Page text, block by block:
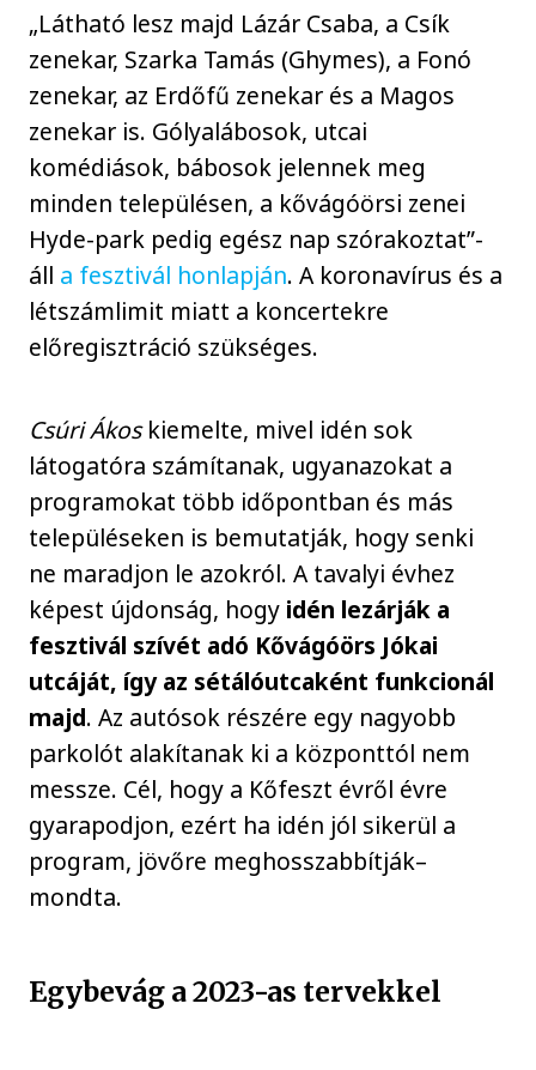
„Látható lesz majd Lázár Csaba, a Csík
zenekar, Szarka Tamás (Ghymes), a Fonó
zenekar, az Erdőfű zenekar és a Magos
zenekar is. Gólyalábosok, utcai
komédiások, bábosok jelennek meg
minden településen, a kővágóörsi zenei
Hyde-park pedig egész nap szórakoztat”-
áll a fesztivál honlapján. A koronavírus és a
létszámlimit miatt a koncertekre
előregisztráció szükséges.
Csúri Ákoskiemelte, mivel idén sok
látogatóra számítanak, ugyanazokat a
programokat több időpontban és más
településeken is bemutatják, hogy senki
ne maradjon le azokról. A tavalyi évhez
képest újdonság, hogy idén lezárják a
fesztivál szívét adó Kővágóörs Jókai
utcáját, így az sétálóutcaként funkcionál
majd. Az autósok részére egy nagyobb
parkolót alakítanak ki a központtól nem
messze. Cél, hogy a Kőfeszt évről évre
gyarapodjon, ezért ha idén jól sikerül a
program, jövőre meghosszabbítják–
mondta.
Egybevág a 2023-as tervekkel